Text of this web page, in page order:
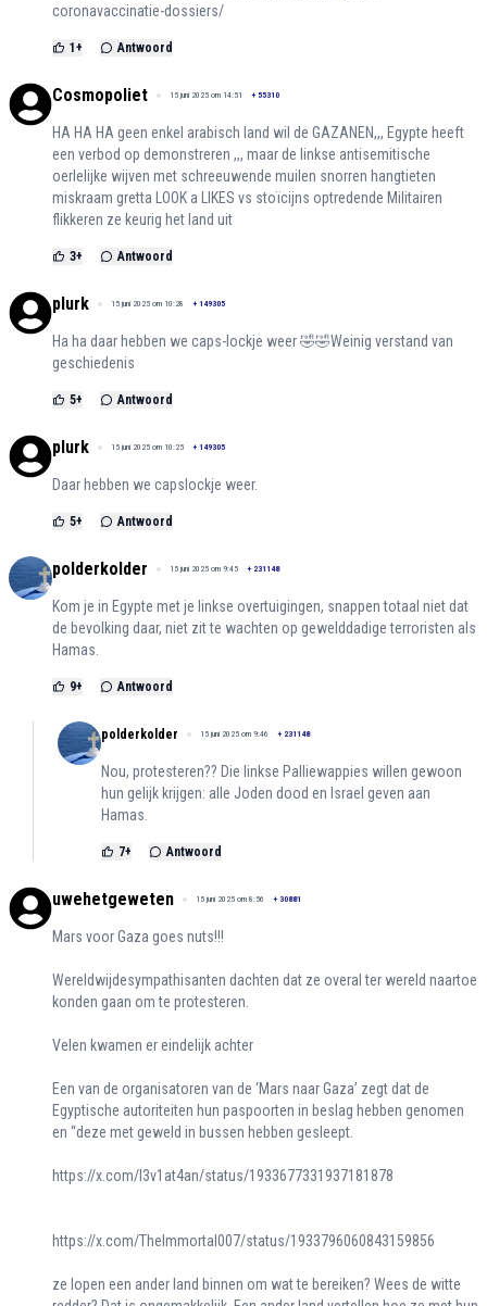
coronavaccinatie-dossiers/
1+ Antwoord
Cosmopoliet 15 juni 2025 om 14:51 + 55310
HA HA HA geen enkel arabisch land wil de GAZANEN,,, Egypte heeft
een verbod op demonstreren ,,, maar de linkse antisemitische
oerlelijke wijven met schreeuwende muilen snorren hangtieten
miskraam gretta LOOK a LIKES vs stoïcijns optredende Militairen
flikkeren ze keurig het land uit
3+ Antwoord
plurk 15 juni 2025 om 10:28 + 149305
Ha ha daar hebben we caps-lockje weer 🤣🤣Weinig verstand van
geschiedenis
5+ Antwoord
plurk 15 juni 2025 om 10:25 + 149305
Daar hebben we capslockje weer.
5+ Antwoord
polderkolder 15 juni 2025 om 9:45 + 231148
Kom je in Egypte met je linkse overtuigingen, snappen totaal niet dat
de bevolking daar, niet zit te wachten op gewelddadige terroristen als
Hamas.
9+ Antwoord
polderkolder 15 juni 2025 om 9:46 + 231148
Nou, protesteren?? Die linkse Palliewappies willen gewoon
hun gelijk krijgen: alle Joden dood en Israel geven aan
Hamas.
7+ Antwoord
uwehetgeweten 15 juni 2025 om 8:56 + 30881
Mars voor Gaza goes nuts!!!
Wereldwijdesympathisanten dachten dat ze overal ter wereld naartoe
konden gaan om te protesteren.
Velen kwamen er eindelijk achter
Een van de organisatoren van de ‘Mars naar Gaza’ zegt dat de
Egyptische autoriteiten hun paspoorten in beslag hebben genomen
en “deze met geweld in bussen hebben gesleept.
https://x.com/l3v1at4an/status/1933677331937181878
https://x.com/TheImmortal007/status/1933796060843159856
ze lopen een ander land binnen om wat te bereiken? Wees de witte